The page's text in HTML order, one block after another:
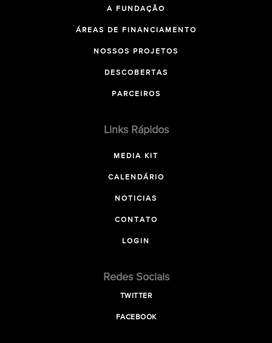
A FUNDAÇÃO
ÁREAS DE FINANCIAMENTO
NOSSOS PROJETOS
DESCOBERTAS
PARCEIROS
Links Rápidos
MEDIA KIT
CALENDÁRIO
NOTICIAS
CONTATO
LOGIN
Redes Sociais
TWITTER
FACEBOOK